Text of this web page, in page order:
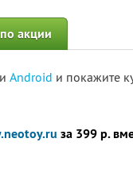
акции
Android и покажите
за 399 р.